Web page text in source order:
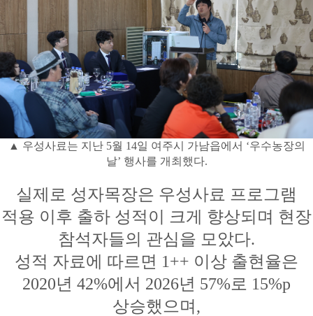
▲ 우성사료는 지난 5월 14일 여주시 가남읍에서 ‘우수농장의
날’ 행사를 개최했다.
실제로 성자목장은 우성사료 프로그램
적용 이후 출하 성적이 크게 향상되며 현장
참석자들의 관심을 모았다.
성적 자료에 따르면 1++ 이상 출현율은
2020년 42%에서 2026년 57%로 15%p
상승했으며,